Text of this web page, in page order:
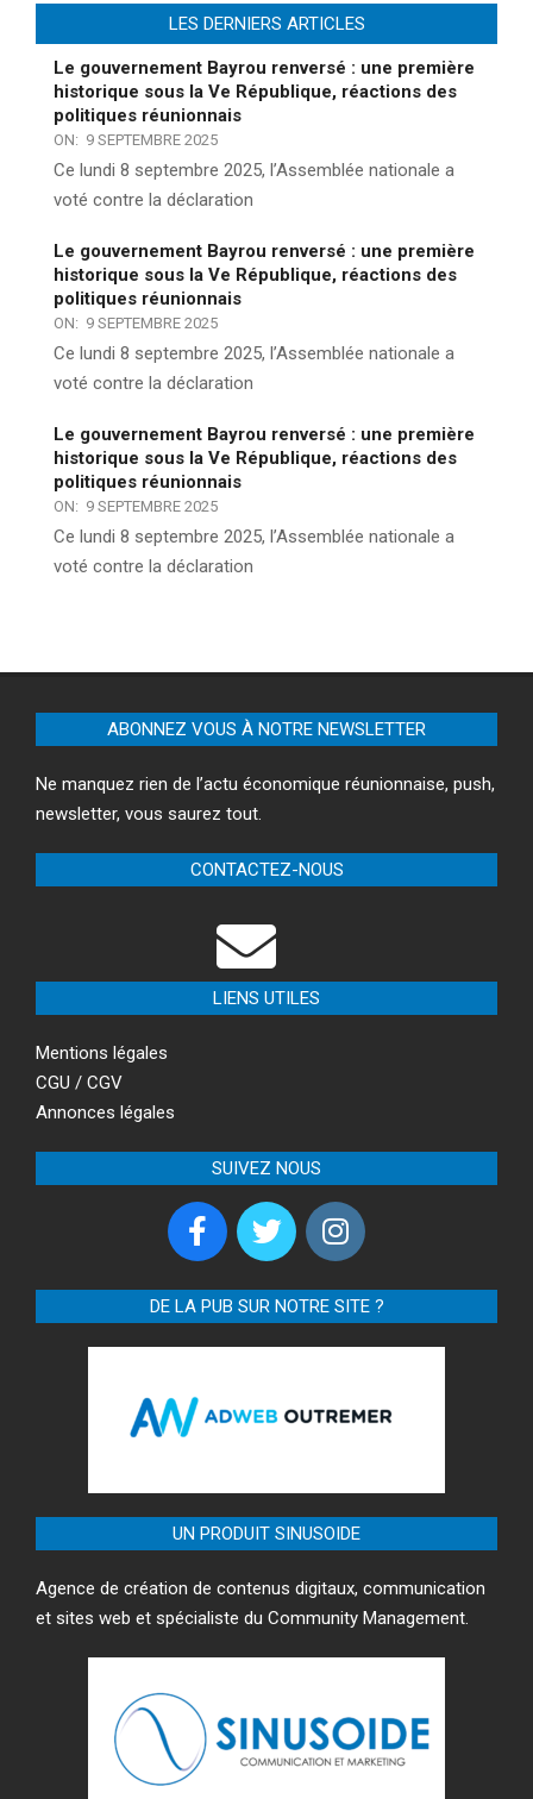
LES DERNIERS ARTICLES
Le gouvernement Bayrou renversé : une première
historique sous la Ve République, réactions des
politiques réunionnais
ON: 9 SEPTEMBRE 2025
Ce lundi 8 septembre 2025, l’Assemblée nationale a
voté contre la déclaration
Le gouvernement Bayrou renversé : une première
historique sous la Ve République, réactions des
politiques réunionnais
ON: 9 SEPTEMBRE 2025
Ce lundi 8 septembre 2025, l’Assemblée nationale a
voté contre la déclaration
Le gouvernement Bayrou renversé : une première
historique sous la Ve République, réactions des
politiques réunionnais
ON: 9 SEPTEMBRE 2025
Ce lundi 8 septembre 2025, l’Assemblée nationale a
voté contre la déclaration
ABONNEZ VOUS À NOTRE NEWSLETTER
Ne manquez rien de l’actu économique réunionnaise, push,
newsletter, vous saurez tout.
CONTACTEZ-NOUS
LIENS UTILES
Mentions légales
CGU / CGV
Annonces légales
SUIVEZ NOUS
DE LA PUB SUR NOTRE SITE ?
UN PRODUIT SINUSOIDE
Agence de création de contenus digitaux, communication
et sites web et spécialiste du Community Management.